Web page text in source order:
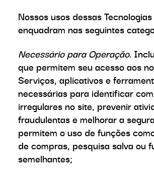
Nossos usos dessas
enquadram nas seguintes
Necessário para Operação.
que permitem seu acesso aos
Serviços, aplicativos e
necessárias para identificar
irregulares no site, prevenir
fraudulentas e melhorar a
permitem o uso de funções
de compras, pesquisa salva ou
semelhantes;